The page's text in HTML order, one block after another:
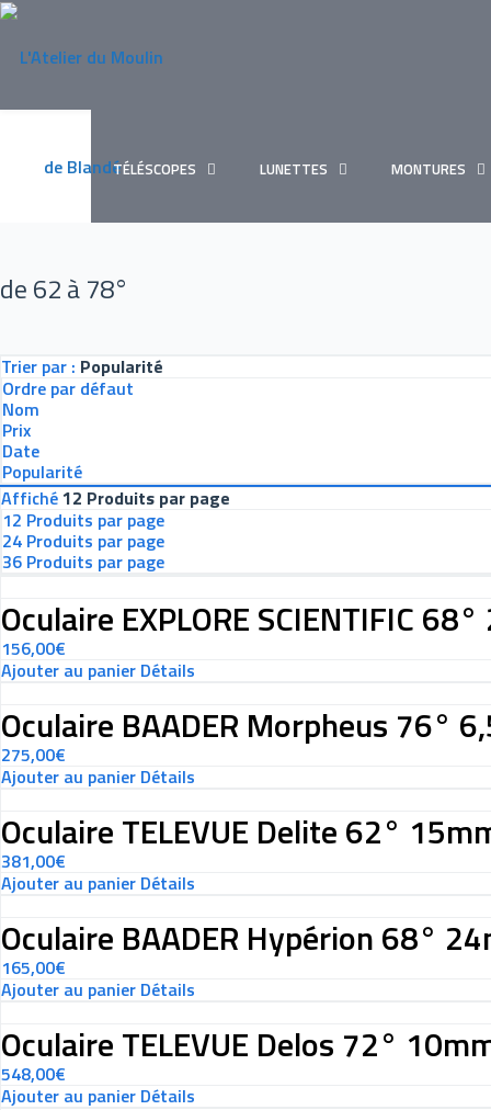
TÉLÉSCOPES LUNETTES MONTURES
de 62 à 78°
Trier par : Popularité
Ordre par défaut
Nom
Prix
Date
Popularité
Affiché 12 Produits par page
12 Produits par page
24 Produits par page
36 Produits par page
Oculaire EXPLORE SCIENTIFIC
156,00€
Ajouter au panier Détails
Oculaire BAADER Morpheus 76°
275,00€
Ajouter au panier Détails
Oculaire TELEVUE Delite 62°
381,00€
Ajouter au panier Détails
Oculaire BAADER Hypérion 68°
165,00€
Ajouter au panier Détails
Oculaire TELEVUE Delos 72°
548,00€
Ajouter au panier Détails